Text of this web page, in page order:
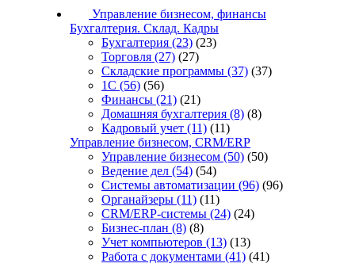
Управление бизнесом, финансы
Бухгалтерия. Склад. Кадры
Бухгалтерия (23) (23)
Торговля (27) (27)
Складские программы (37) (37)
1С (56) (56)
Финансы (21) (21)
Домашняя бухгалтерия (8) (8)
Кадровый учет (11) (11)
Управление бизнесом, CRM/ERP
Управление бизнесом (50) (50)
Ведение дел (54) (54)
Системы автоматизации (96) (96)
Органайзеры (11) (11)
CRM/ERP-системы (24) (24)
Бизнес-план (8) (8)
Учет компьютеров (13) (13)
Работа с документами (41) (41)